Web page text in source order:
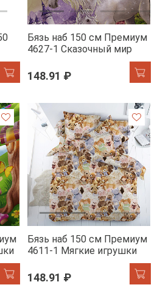
Бязь наб 150 см Премиум
4627-1 Сказочный мир
148.91 ₽
Бязь наб 150 см Премиум
4611-1 Мягкие игрушки
148.91 ₽